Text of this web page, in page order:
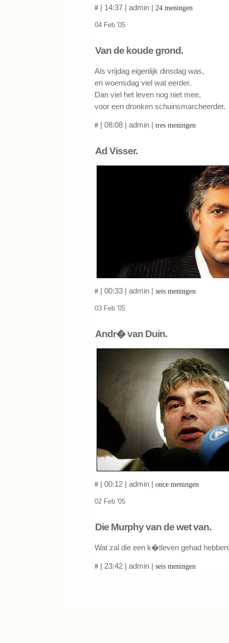
# | 14:37 | admin | 24 meningen
04 Feb '05
Van de koude grond.
Als vrijdag eigenlijk dinsdag was,
en woensdag viel wat eerder.
Dan viel het leven nog niet mee,
voor een dronken schuinsmarcheerder.
# | 08:08 | admin | tres meningen
Ad Visser.
# | 00:33 | admin | seis meningen
03 Feb '05
Andr� van Duin.
# | 00:12 | admin | once meningen
02 Feb '05
Die Murphy van de wet van.
Wat zal die een k�tleven gehad
# | 23:42 | admin | seis meningen